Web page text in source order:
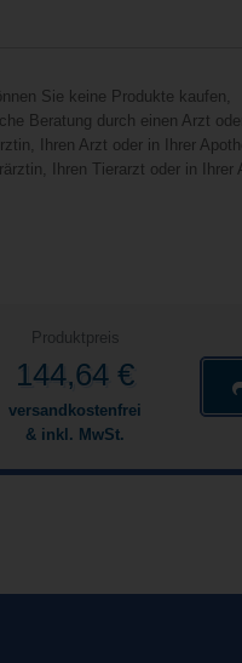
Sie keine Produkte kaufen,
Beratung durch einen Arzt
Ihren Arzt oder in Ihrer
Ihren Tierarzt oder in Ihrer
Produktpreis
144,64 €
versandkostenfrei
& inkl. MwSt.